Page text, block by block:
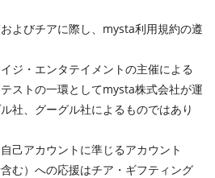
よびチアに際し、mysta利用規約の遵
ジ・エンタテイメントの主催による
ストの一環としてmysta株式会社が運
社、グーグル社によるものではあり
己アカウントに準じるアカウント
む）への応援はチア・ギフティング